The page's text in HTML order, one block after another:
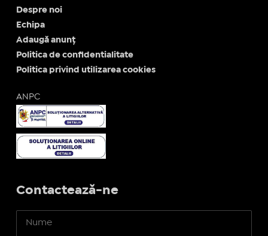
Despre noi
Echipa
Adaugă anunț
Politica de confidentialitate
Politica privind utilizarea cookies
ANPC
Contactează-ne